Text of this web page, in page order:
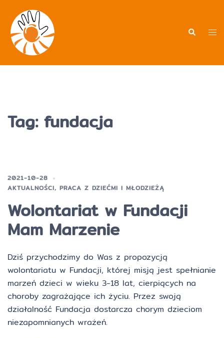
treści
Tag: fundacja
2021-10-28
AKTUALNOŚCI, PRACA Z DZIEĆMI I MŁODZIEŻĄ
Wolontariat w Fundacji
Mam Marzenie
Dziś przychodzimy do Was z propozycją
wolontariatu w Fundacji, której misją jest spełnianie
marzeń dzieci w wieku 3-18 lat, cierpiących na
choroby zagrażające ich życiu. Przez swoją
działalność Fundacja dostarcza chorym dzieciom
niezapomnianych wrażeń.